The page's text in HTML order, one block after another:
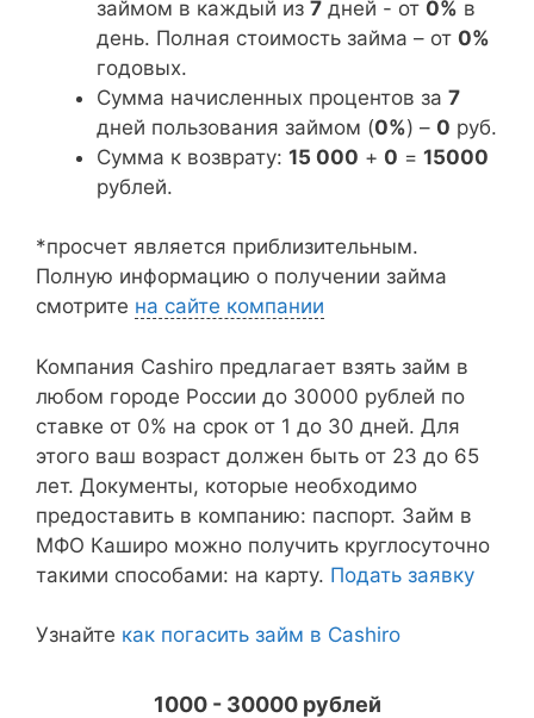
займом в каждый из 7 дней - от 0% в
день. Полная стоимость займа – от 0%
годовых.
Сумма начисленных процентов за 7
дней пользования займом (0%) – 0 руб.
Сумма к возврату: 15 000 + 0 = 15000
рублей.
*просчет является приблизительным.
Полную информацию о получении займа
смотрите на сайте компании
Компания Cashiro предлагает взять займ в
любом городе России до 30000 рублей по
ставке от 0% на срок от 1 до 30 дней. Для
этого ваш возраст должен быть от 23 до 65
лет. Документы, которые необходимо
предоставить в компанию: паспорт. Займ в
МФО Каширо можно получить круглосуточно
такими способами: на карту. Подать заявку
Узнайте как погасить займ в Cashiro
1000 - 30000 рублей